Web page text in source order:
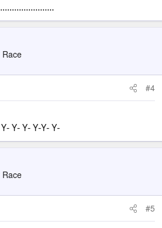
Race
#4
Y- Y- Y-Y- Y-
Race
#5